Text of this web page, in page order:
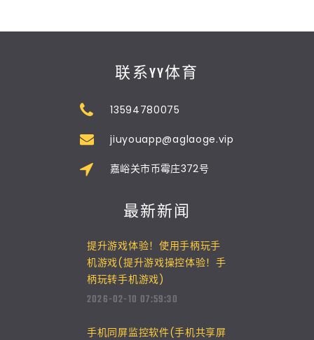
联系YY体育
13594780075
jiuyouapp@aglaoge.vip
嘉峪关市币霉庄372号
最新新闻
提升游戏体验！使用手柄玩手
机游戏(提升游戏操控体验！手
柄玩转手机游戏)
2026-02-10 07:59:30
手机同屏监控软件(手机共享屏